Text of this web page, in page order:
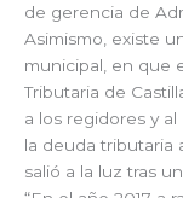
de gerencia de
Asimismo, existe
municipal, en que
Tributaria de
a los regidores y
la deuda tributaria
salió a la luz tras